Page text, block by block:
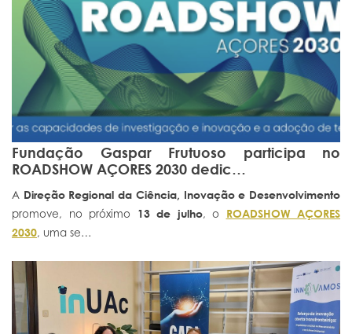
Fundação Gaspar Frutuoso participa no
ROADSHOW AÇORES 2030 dedic…
A Direção Regional da Ciência, Inovação e Desenvolvimento
promove, no próximo 13 de julho, o ROADSHOW AÇORES
2030, uma se…